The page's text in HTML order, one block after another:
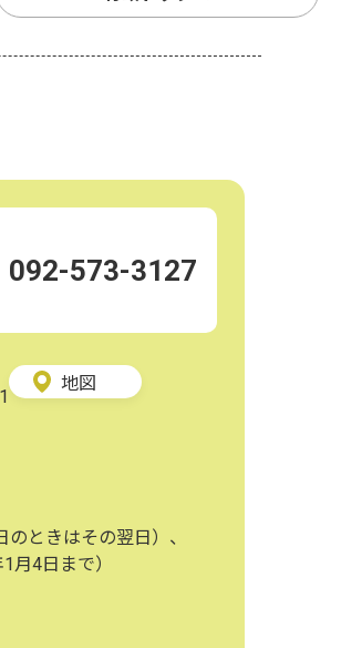
092-573-3127
地図
ときはその翌日）、
月4日まで）